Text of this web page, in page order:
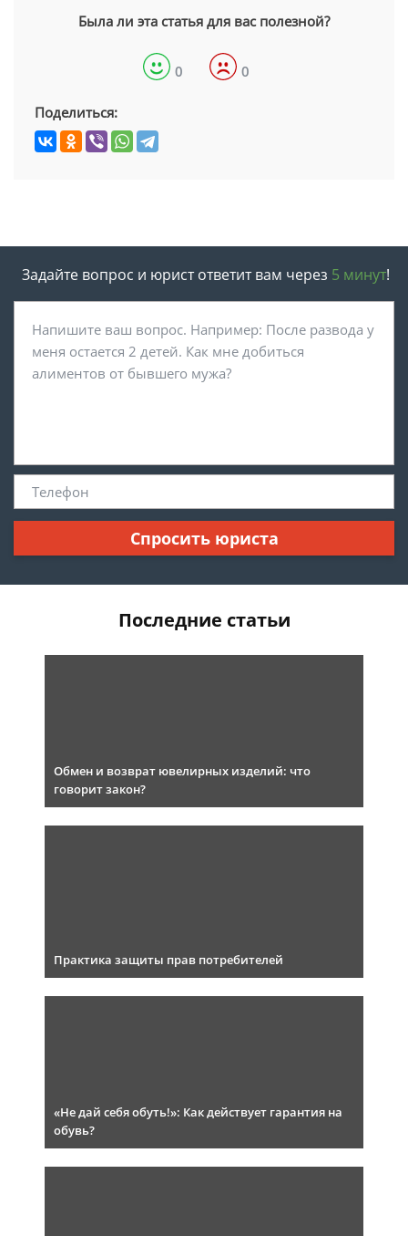
Была ли эта статья для вас полезной?
0 0
Поделиться:
Задайте вопрос и юрист ответит вам через 5 минут!
Спросить юриста
Последние статьи
Обмен и возврат ювелирных изделий: что
говорит закон?
Практика защиты прав потребителей
«Не дай себя обуть!»: Как действует гарантия на
обувь?